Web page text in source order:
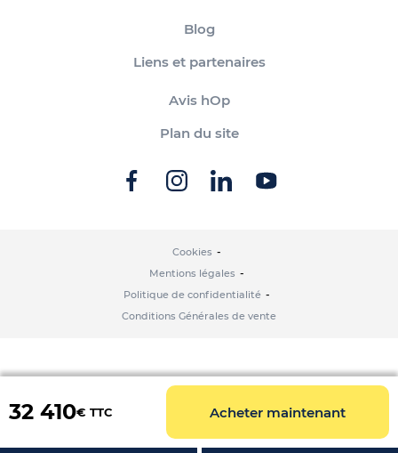
32 410€ TTC Acheter maintenant
Blog
Liens et partenaires
Avis hOp
Plan du site
Cookies
Mentions légales
Politique de confidentialité
Conditions Générales de vente